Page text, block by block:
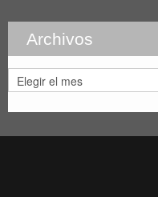
Archivos
Archivos